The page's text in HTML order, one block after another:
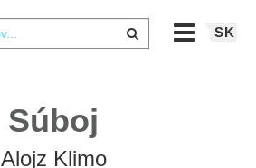
SK
Súboj
Alojz Klimo